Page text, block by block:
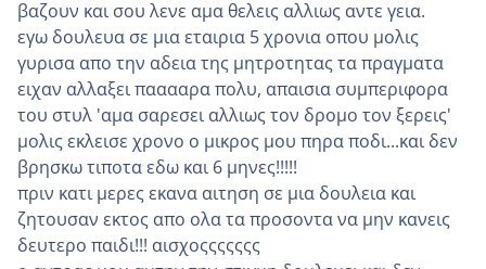
βαζουν και σου λενε αμα θελεις αλλιως αντε γεια.
εγω δουλευα σε μια εταιρια 5 χρονια οπου μολις
γυρισα απο την αδεια της μητροτητας τα πραγματα
ειχαν αλλαξει πααααρα πολυ, απαισια συμπεριφορα
του στυλ 'αμα σαρεσει αλλιως τον δρομο τον ξερεις'
μολις εκλεισε χρονο ο μικρος μου πηρα ποδι...και δεν
βρησκω τιποτα εδω και 6 μηνες!!!!!
πριν κατι μερες εκανα αιτηση σε μια δουλεια και
ζητουσαν εκτος απο ολα τα προσοντα να μην κανεις
δευτερο παιδι!!! αισχοςςςςςςς